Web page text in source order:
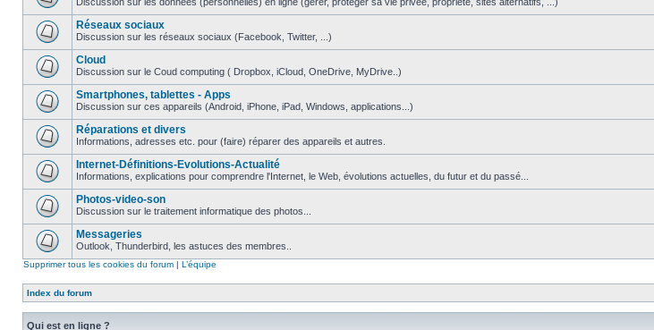
Réseaux sociaux
Discussion sur les réseaux sociaux (Facebook, Twitter, ...)
Cloud
Discussion sur le Coud computing ( Dropbox, iCloud, OneDrive, MyDrive..)
Smartphones, tablettes - Apps
Discussion sur ces appareils (Android, iPhone, iPad, Windows, applications...)
Réparations et divers
Informations, adresses etc. pour (faire) réparer des appareils et autres.
Internet-Définitions-Evolutions-Actualité
Informations, explications pour comprendre l'Internet, le Web, évolutions actuelles, du futur et du passé...
Photos-video-son
Discussion sur le traitement informatique des photos...
Messageries
Outlook, Thunderbird, les astuces des membres..
Supprimer tous les cookies du forum | L’équipe
Index du forum
Qui est en ligne ?